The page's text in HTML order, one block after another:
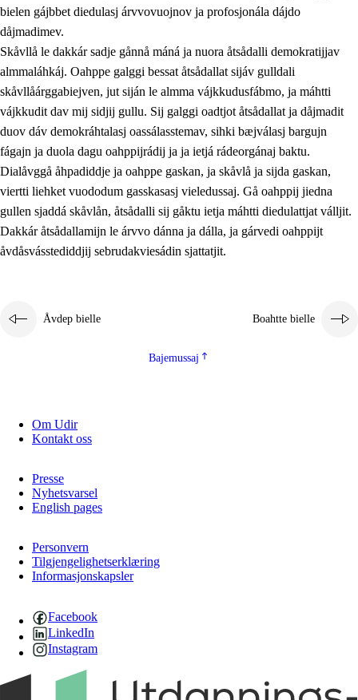
bielen gájbbet diedulasj árvvovuojnov ja profosjonála dájdo
dåjmadimev.
Skåvllå le dakkár sadje gånnå máná ja nuora åtsådalli demokratijjav
almmaláhkáj. Oahppe galggi bessat åtsådallat sijáv gulldali
skåvllåárggabiejven, jut siján le almma vájkkudusfábmo, ja máhtti
vájkkudit dav mij sidjij gullu. Sij galggi oadtjot åtsådallat ja dåjmadit
duov dáv demokráhtalasj oassálasstemav, sihki bæjválasj bargujn
fágajn ja duola dagu oahppijrádij ja ja ietjá rádeorgánaj baktu.
Dialåvggå åhpadiddje ja oahppe gaskan, ja skåvlå ja sijda gaskan,
viertti liehket vuododum gasskasasj vieledussaj. Gå oahppij jiedna
gullen sjaddá skåvlån, åtsådalli sij gåktu ietja máhtti diedulattjat válljit.
Dakkár åtsådallamijn le árvvo dánna ja dálla, ja gárvedi oahppijt
åvdåsvásstediddjij sebrudakviesádin sjattatjit.
Åvdep bielle Boahtte bielle
Bajemussaj
Om Udir
Kontakt oss
Presse
Nyhetsvarsel
English pages
Personvern
Tilgjengelighetserklæring
Informasjonskapsler
Facebook
LinkedIn
Instagram